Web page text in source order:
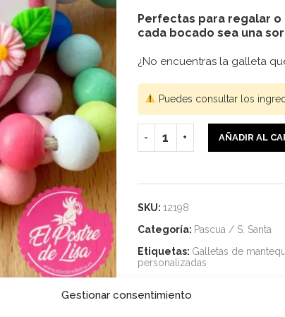
Gestionar consentimiento
Perfectas para regalar o
cada bocado sea una
¿No encuentras la galleta
Puedes consultar los
AÑADIR AL
SKU: 12198
Categoría: Pascua / S. Santa
Etiquetas: Galletas de
personalizadas
Compartir